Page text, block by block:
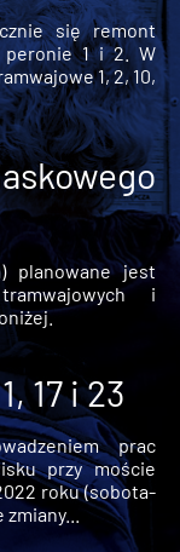
się remont
peronie 1 i 2. W
1, 2, 10,
planowane jest
i
17 i 23
prac
przy moście
roku (sobota-